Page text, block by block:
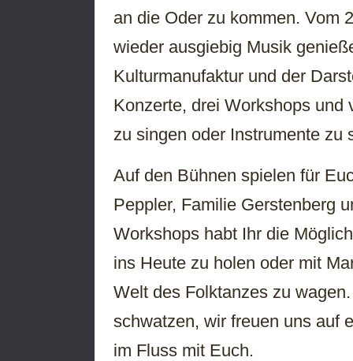
an die Oder zu kommen. Vom
wieder ausgiebig Musik
Kulturmanufaktur und der
Konzerte, drei Workshops
zu singen oder Instrumente zu
Auf den Bühnen spielen für
Peppler, Familie Gerstenberg
Workshops habt Ihr die
ins Heute zu holen oder mit
Welt des Folktanzes zu
schwatzen, wir freuen uns auf
im Fluss mit Euch.